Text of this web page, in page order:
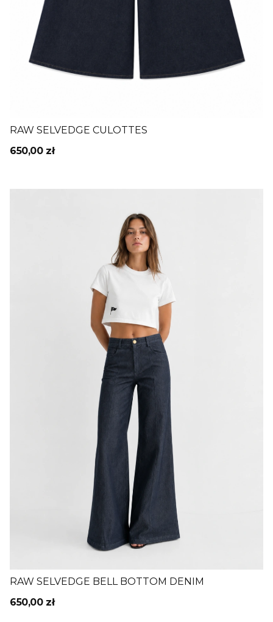
RAW SELVEDGE CULOTTES
650,00 zł
RAW SELVEDGE BELL BOTTOM DENIM
650,00 zł